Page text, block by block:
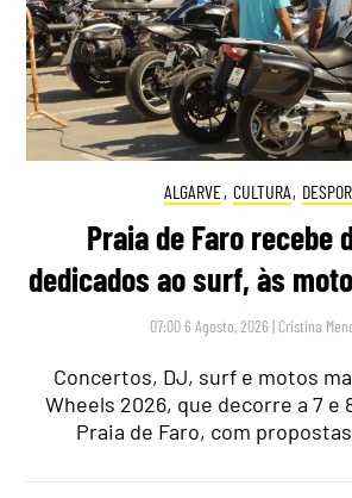
ALGARVE, CULTURA,
Praia de Faro recebe
dedicados ao surf, às
07:00 6 Agosto, 2026 | Cristina
Concertos, DJ, surf e motos
Wheels 2026, que decorre a 7 e
Praia de Faro, com